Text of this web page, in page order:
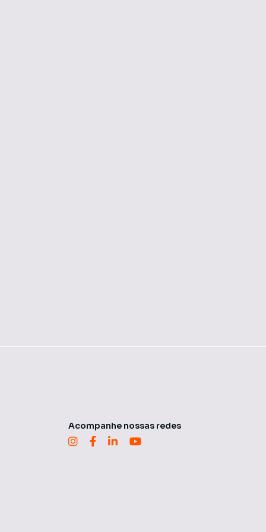
Acompanhe nossas redes